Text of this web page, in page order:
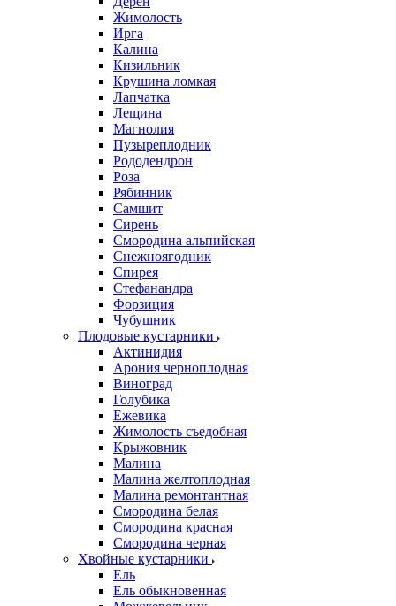
Жимолость
Ирга
Калина
Кизильник
Крушина ломкая
Лапчатка
Лещина
Магнолия
Пузыреплодник
Рододендрон
Роза
Рябинник
Самшит
Сирень
Смородина альпийская
Снежноягодник
Спирея
Стефанандра
Форзиция
Чубушник
Плодовые кустарники
Актинидия
Арония черноплодная
Виноград
Голубика
Ежевика
Жимолость съедобная
Крыжовник
Малина
Малина желтоплодная
Малина ремонтантная
Смородина белая
Смородина красная
Смородина черная
Хвойные кустарники
Ель
Ель обыкновенная